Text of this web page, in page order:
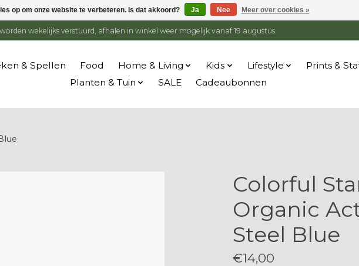
wekelijks verstuurd, afhalen in winkel weer mogelijk vanaf 19 augustus.
& Spellen Food Home & Living Kids Lifestyle
Prints &
Planten & Tuin
SALE Cadeaubonnen
Colorful
Organic
Steel Blue
€14,00
op om onze website te verbeteren. Is dat akkoord? Ja Nee Meer over cookies »